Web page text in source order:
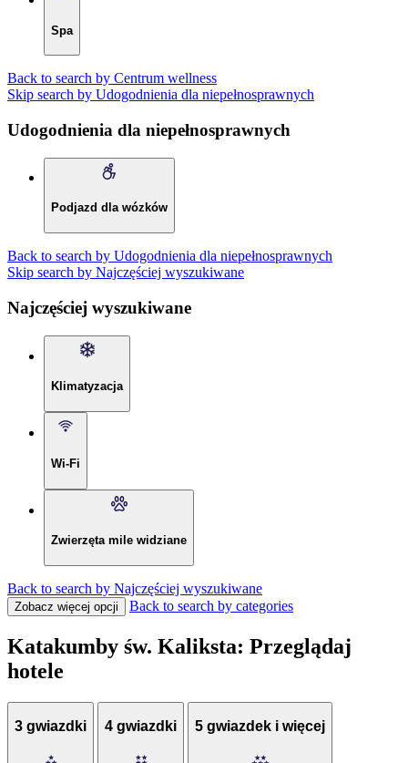
Spa
Back to search by Centrum wellness
Skip search by Udogodnienia dla niepełnosprawnych
Udogodnienia dla niepełnosprawnych
Podjazd dla wózków
Back to search by Udogodnienia dla niepełnosprawnych
Skip search by Najczęściej wyszukiwane
Najczęściej wyszukiwane
Klimatyzacja
Wi-Fi
Zwierzęta mile widziane
Back to search by Najczęściej wyszukiwane
Zobacz więcej opcji Back to search by categories
Katakumby św. Kaliksta: Przeglądaj
hotele
3 gwiazdki 4 gwiazdki 5 gwiazdek i więcej